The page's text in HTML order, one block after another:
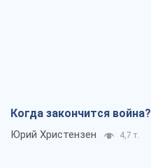
Когда закончится война?
Юрий Христензен 4,7 т.